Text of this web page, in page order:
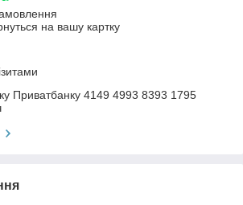
на вашу картку
Приватбанку 4149 4993 8393 1795